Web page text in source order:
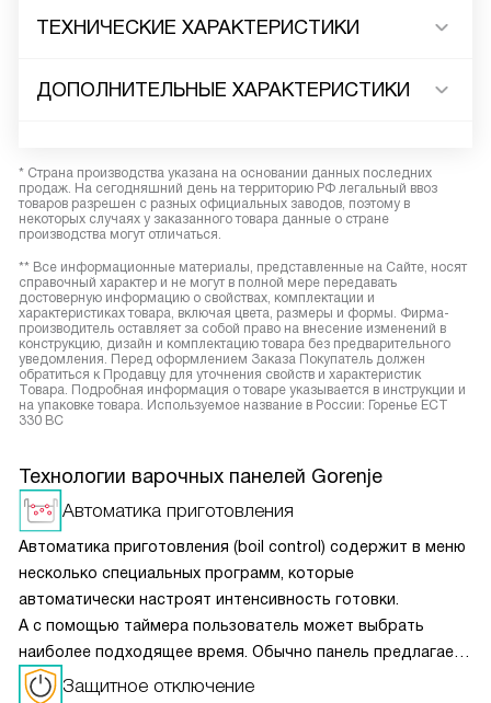
ТЕХНИЧЕСКИЕ ХАРАКТЕРИСТИКИ
ДОПОЛНИТЕЛЬНЫЕ ХАРАКТЕРИСТИКИ
* Страна производства указана на основании данных последних
продаж. На сегодняшний день на территорию РФ легальный ввоз
товаров разрешен с разных официальных заводов, поэтому в
некоторых случаях у заказанного товара данные о стране
производства могут отличаться.
** Все информационные материалы, представленные на Сайте, носят
справочный характер и не могут в полной мере передавать
достоверную информацию о свойствах, комплектации и
характеристиках товара, включая цвета, размеры и формы. Фирма-
производитель оставляет за собой право на внесение изменений в
конструкцию, дизайн и комплектацию товара без предварительного
уведомления. Перед оформлением Заказа Покупатель должен
обратиться к Продавцу для уточнения свойств и характеристик
Товара. Подробная информация о товаре указывается в инструкции и
на упаковке товара. Используемое название в России: Горенье ECT
330 BC
Технологии варочных панелей Gorenje
Автоматика приготовления
Автоматика приготовления (boil control) содержит в меню
несколько специальных программ, которые
автоматически настроят интенсивность готовки.
А с помощью таймера пользователь может выбрать
наиболее подходящее время. Обычно панель предлагает
4–6 различных настроек для кипячения, поддержания
Защитное отключение